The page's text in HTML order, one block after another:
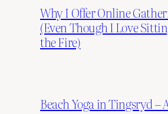
Why I Offer Online
(Even Though I Love
the Fire)
Beach Yoga in Tingsryd –